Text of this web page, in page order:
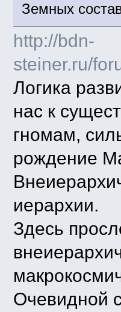
Земных
http://bdn-
steiner.ru/
Логика
нас к
гномам,
рождение
иерархии.
Здесь
Очевидной